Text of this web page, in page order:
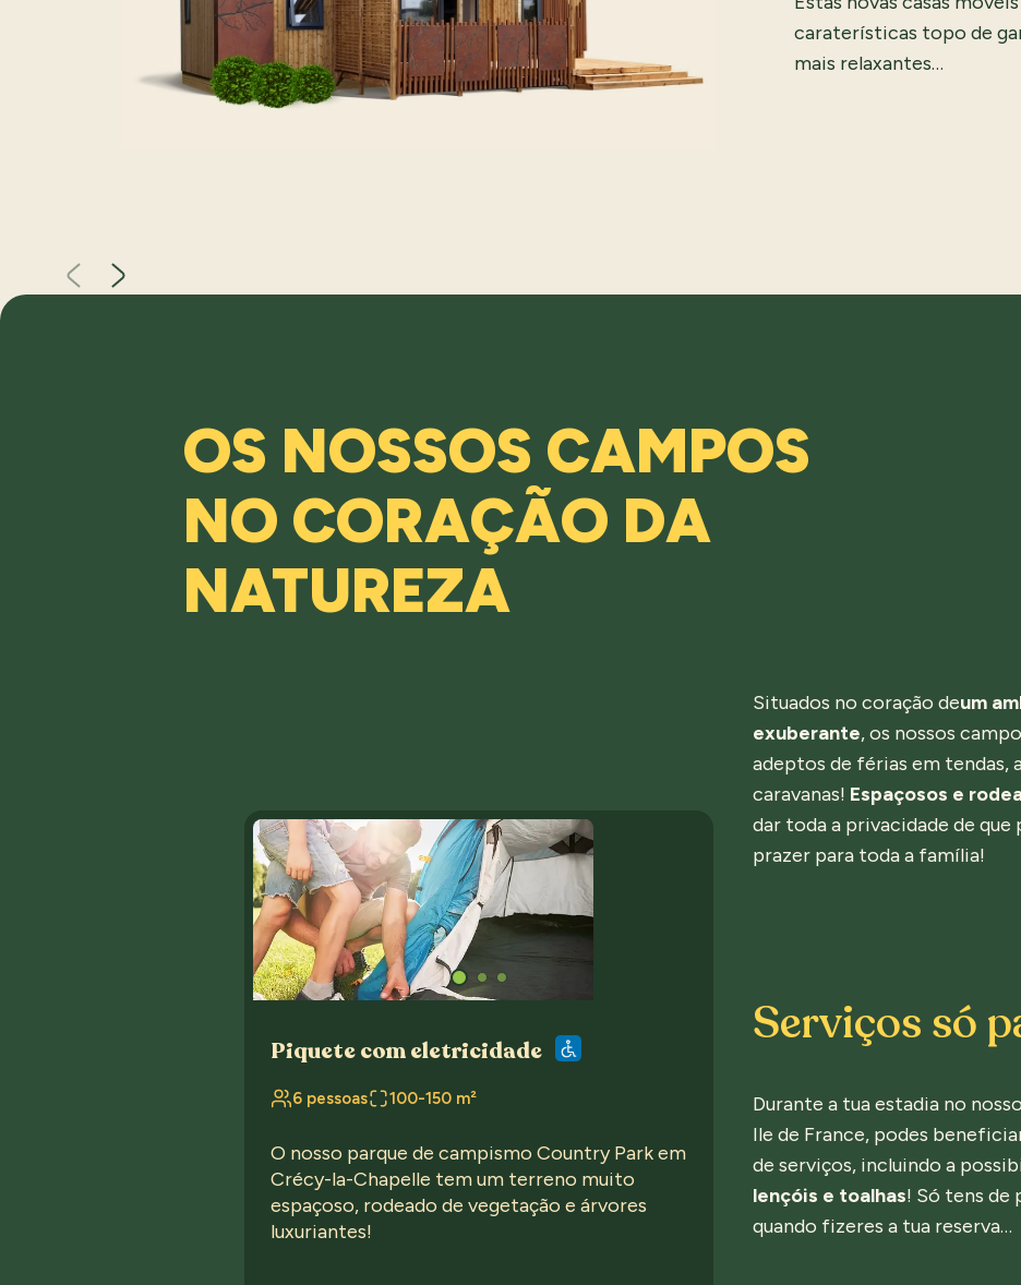
caraterísticas topo de
mais relaxantes…
OS NOSSOS CAMPOS
NO CORAÇÃO DA
NATUREZA
Piquete com eletricidade
6 pessoas 100-150 m²
O nosso parque de campismo Country Park em
Crécy-la-Chapelle tem um terreno muito
espaçoso, rodeado de vegetação e árvores
luxuriantes!
Situados no coração deum
exuberante, os nossos
adeptos de férias em tendas,
caravanas! Espaçosos e
dar toda a privacidade de que
prazer para toda a família!
Serviços só
Durante a tua estadia no
Ile de France, podes
de serviços, incluindo a
lençóis e toalhas! Só tens de
quando fizeres a tua reserva…